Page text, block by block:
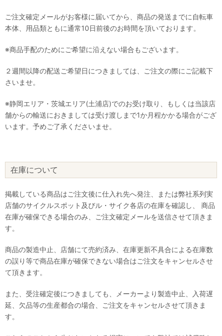
ご注文確定メールがお客様に届いてから、商品の発送までに自転車
本体、用品類ともに通常10日前後のお時間を頂いております。
※商品手配のためにご希望に沿えない場合もございます。
２週間以降の配送ご希望日につきましては、ご注文の際にご記載下
さいませ。
※静岡エリア・茨城エリア(土浦店)でのお受け取り、もしくは当該店
舗からの輸送におきましては受け渡しまで1か月程かかる場合がござ
います。予めご了承くださいませ。
在庫について
掲載している商品はご注文後に仕入れ先へ発注、または弊社系列実
店舗のサイクルスポット及びル・サイク各店の在庫を確認し、 商品
在庫が確保できる場合のみ、ご注文確定メールを送信させて頂きま
す。
商品の製造中止、店舗にて売約済み、在庫更新不具合による在庫数
の誤り等で商品在庫が確保できない場合はご注文をキャンセルさせ
て頂きます。
また、受注確定後につきましても、メーカーより製造中止、入荷遅
延、欠品等の生産都合の場合、ご注文をキャンセルさせて頂きま
す。